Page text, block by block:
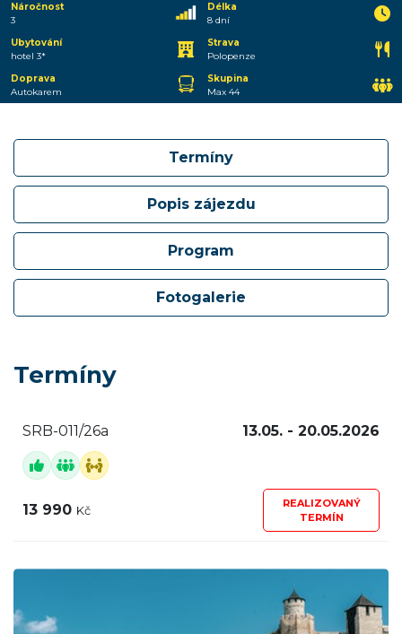
Náročnost
3
Délka
8 dní
Ubytování
hotel 3*
Strava
Polopenze
Doprava
Autokarem
Skupina
Max 44
Termíny
Popis zájezdu
Program
Fotogalerie
Termíny
SRB-011/26a 13.05. - 20.05.2026
13 990 Kč
REALIZOVANÝ
TERMÍN